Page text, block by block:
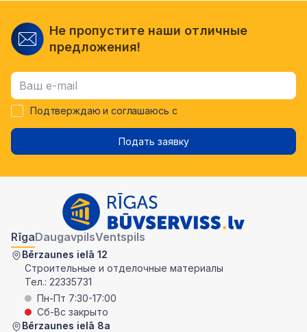
Не пропустите наши отличные
предложения!
Подтверждаю и соглашаюсь с
Подать заявку
RīgaDaugavpilsVentspils
Bērzaunes ielā 12
Строительные и отделочные материалы
Тел.: 22335731
Пн-Пт 7:30-17:00
Сб-Вс закрыто
Bērzaunes ielā 8a